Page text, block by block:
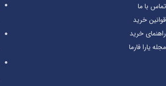
تماس با ما
قوانین خرید
راهنمای خرید
مجله یارا فارما